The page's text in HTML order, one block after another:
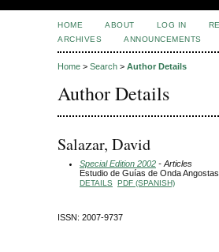
HOME ABOUT LOG IN
ARCHIVES
ANNOUNCEMENTS
Home > Search > Author Details
Author Details
Salazar, David
Special Edition 2002 - Articles
Estudio de Guías de Onda
DETAILS PDF (SPANISH)
ISSN: 2007-9737